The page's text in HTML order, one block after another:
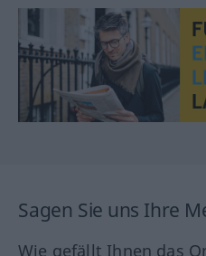
Sagen Sie uns Ihre
Wie gefällt Ihnen das